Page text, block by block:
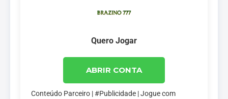
Quero Jogar
ABRIR CONTA
Conteúdo Parceiro | #Publicidade | Jogue com